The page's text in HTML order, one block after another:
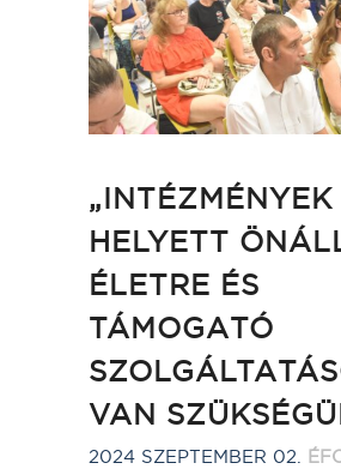
„INTÉZMÉNYEK
HELYETT
ÉLETRE ÉS
TÁMOGATÓ
VAN
2024 SZEPTEMBER 02.